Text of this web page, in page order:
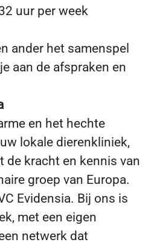
uur per week
ander het samenspel
aan de afspraken en
en het hechte
lokale dierenkliniek,
de kracht en kennis van
groep van Europa.
Evidensia. Bij ons is
met een eigen
netwerk dat